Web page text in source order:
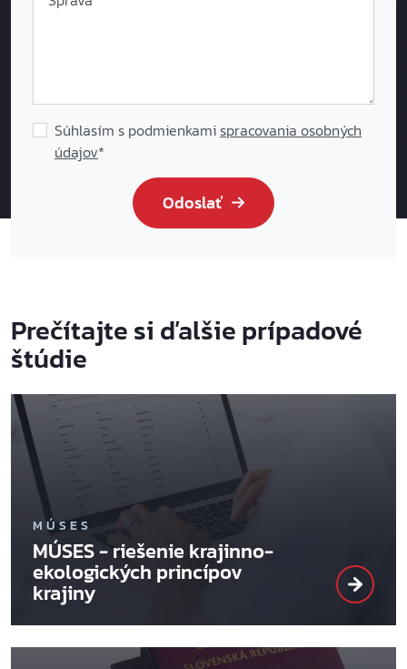
Súhlasím s podmienkamispracovania osobných
údajov*
Odoslať
Prečítajte si ďalšie prípadové
štúdie
MÚSES
MÚSES - riešenie krajinno-
ekologických princípov
krajiny